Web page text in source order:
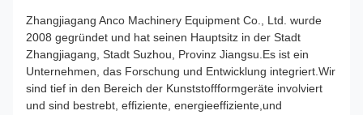
Zhangjiagang Anco Machinery Equipment Co., Ltd. wurde
2008 gegründet und hat seinen Hauptsitz in der Stadt
Zhangjiagang, Stadt Suzhou, Provinz Jiangsu.Es ist ein
Unternehmen, das Forschung und Entwicklung integriert.Wir
sind tief in den Bereich der Kunststoffformgeräte involviert
und sind bestrebt, effiziente, energieeffiziente,und